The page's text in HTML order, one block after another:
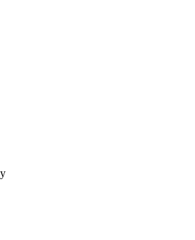
nowej karcie